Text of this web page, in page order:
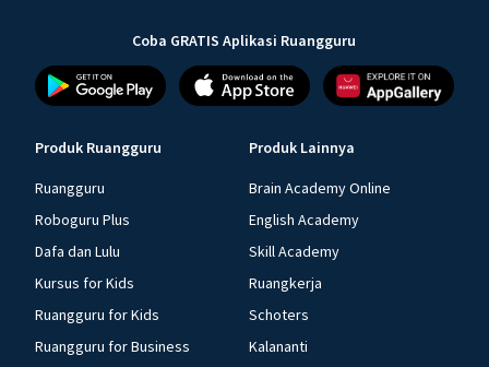
Coba GRATIS Aplikasi Ruangguru
Produk Ruangguru
Ruangguru
Roboguru Plus
Dafa dan Lulu
Kursus for Kids
Ruangguru for Kids
Ruangguru for Business
Produk Lainnya
Brain Academy Online
English Academy
Skill Academy
Ruangkerja
Schoters
Kalananti